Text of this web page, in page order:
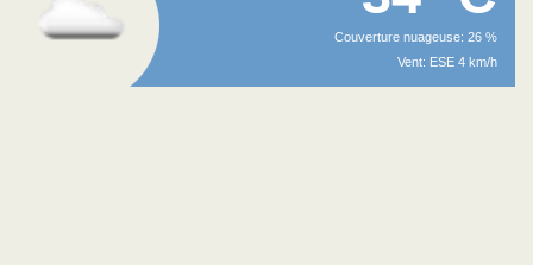
Couverture nuageuse: 26 %
Vent: ESE 4 km/h